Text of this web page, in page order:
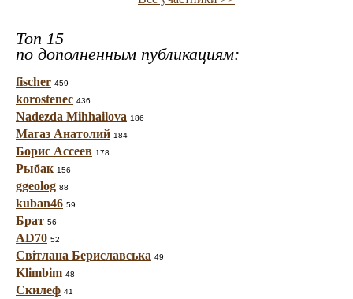
Топ 15
по дополненным публикациям:
fischer 459
korostenec 436
Nadezda Mihhailova 186
Магаз Анатолий 184
Борис Ассеев 178
Рыбак 156
ggeolog 88
kuban46 59
Брат 56
AD70 52
Світлана Бериславська 49
Klimbim 48
Скилеф 41